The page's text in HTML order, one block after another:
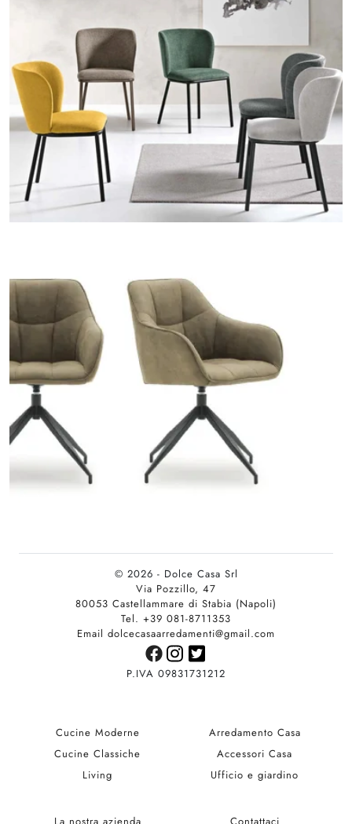
© 2026 - Dolce Casa Srl
Via Pozzillo, 47
80053 Castellammare di Stabia (Napoli)
Tel. +39 081-8711353
Email dolcecasaarredamenti@gmail.com
P.IVA 09831731212
Cucine Moderne
Cucine Classiche
Living
Arredamento Casa
Accessori Casa
Ufficio e giardino